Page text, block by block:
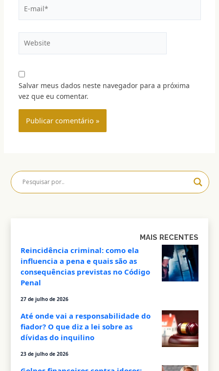
Salvar meus dados neste navegador para a próxima
vez que eu comentar.
MAIS RECENTES
Reincidência criminal: como ela
influencia a pena e quais são as
consequências previstas no Código
Penal
27 de julho de 2026
Até onde vai a responsabilidade do
fiador? O que diz a lei sobre as
dívidas do inquilino
23 de julho de 2026